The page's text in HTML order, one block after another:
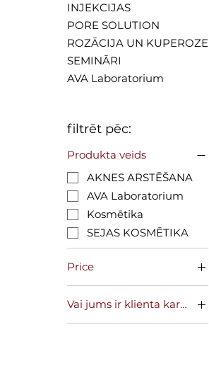
INJEKCIJAS
PORE SOLUTION
ROZĀCIJA UN KUPEROZE
SEMINĀRI
AVA Laboratorium
filtrēt pēc:
Produkta veids
AKNES ARSTĒŠANA
AVA Laboratorium
Kosmētika
SEJAS KOSMĒTIKA
Price
0 € 72 €
Vai jums ir klienta karte?
Jā